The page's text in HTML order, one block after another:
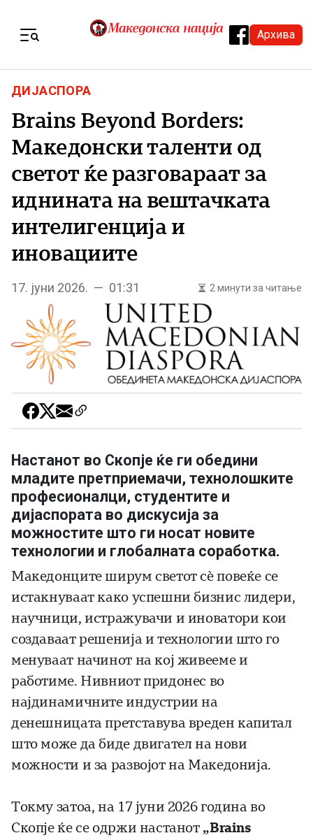
Архива
ДИЈАСПОРА
Brains Beyond Borders:
Македонски таленти од
светот ќе разговараат за
иднината на вештачката
интелигенција и
иновациите
17. јуни 2026. — 01:31 2 минути за читање
Настанот во Скопје ќе ги обедини
младите претприемачи, технолошките
професионалци, студентите и
дијаспората во дискусија за
можностите што ги носат новите
технологии и глобалната соработка.
Македонците ширум светот сѐ повеќе се
истакнуваат како успешни бизнис лидери,
научници, истражувачи и иноватори кои
создаваат решенија и технологии што го
менуваат начинот на кој живееме и
работиме. Нивниот придонес во
најдинамичните индустрии на
денешницата претставува вреден капитал
што може да биде двигател на нови
можности и за развојот на Македонија.
Токму затоа, на 17 јуни 2026 година во
Скопје ќе се одржи настанот „Brains